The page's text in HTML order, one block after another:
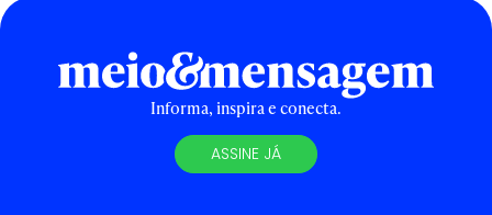
Informa, inspira e conecta.
ASSINE JÁ